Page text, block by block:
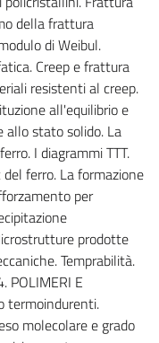
della frattura
di Weibul.
Creep e frattura
resistenti al creep.
all'equilibrio e
allo stato solido. La
I diagrammi TTT.
ferro. La formazione
per
prodotte
Temprabilità.
POLIMERI E
termoindurenti.
molecolare e grado